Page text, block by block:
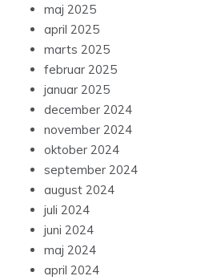
maj 2025
april 2025
marts 2025
februar 2025
januar 2025
december 2024
november 2024
oktober 2024
september 2024
august 2024
juli 2024
juni 2024
maj 2024
april 2024